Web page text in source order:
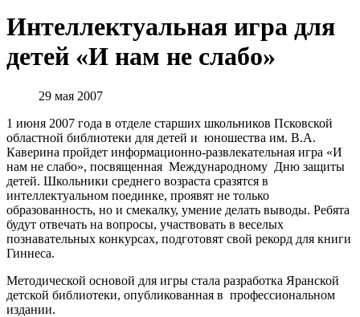
Интеллектуальная игра для
детей «И нам не слабо»
29 мая 2007
1 июня 2007 года в отделе старших школьников Псковской
областной библиотеки для детей и юношества им. В.А.
Каверина пройдет информационно-развлекательная игра «И
нам не слабо», посвященная Международному Дню защиты
детей. Школьники среднего возраста сразятся в
интеллектуальном поединке, проявят не только
образованность, но и смекалку, умение делать выводы. Ребята
будут отвечать на вопросы, участвовать в веселых
познавательных конкурсах, подготовят свой рекорд для книги
Гиннеса.
Методической основой для игры стала разработка Яранской
детской библиотеки, опубликованная в профессиональном
издании.